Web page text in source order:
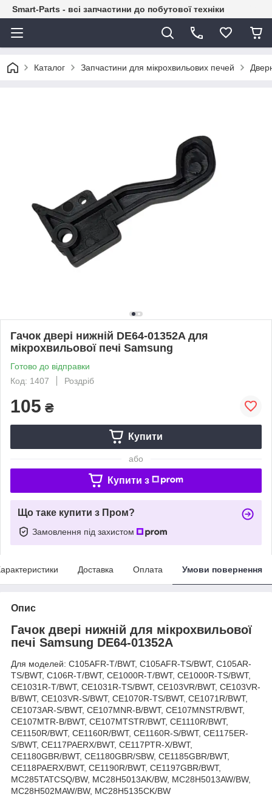
Smart-Parts - всі запчастини до побутової техніки
Каталог Запчастини для мікрохвильових печей
Гачок двері нижній DE64-01352A для
мікрохвильової печі Samsung
Готово до відправки
Код: 1407
Роздріб
105 ₴
Купити
або
Купити з
Що таке купити з Пром?
Замовлення під захистом
Доставка Оплата Умови повернення
Опис
Гачок двері нижній для мікрохвильової
печі Samsung DE64-01352A
Для моделей: C105AFR-T/BWT, C105AFR-TS/BWT, C105AR-
TS/BWT, C106R-T/BWT, CE1000R-T/BWT, CE1000R-TS/BWT,
CE1031R-T/BWT, CE1031R-TS/BWT, CE103VR/BWT, CE103VR-
B/BWT, CE103VR-S/BWT, CE1070R-TS/BWT, CE1071R/BWT,
CE1073AR-S/BWT, CE107MNR-B/BWT, CE107MNSTR/BWT,
CE107MTR-B/BWT, CE107MTSTR/BWT, CE1110R/BWT,
CE1150R/BWT, CE1160R/BWT, CE1160R-S/BWT, CE1175ER-
S/BWT, CE117PAERX/BWT, CE117PTR-X/BWT,
CE1180GBR/BWT, CE1180GBR/SBW, CE1185GBR/BWT,
CE118PAERX/BWT, CE1190R/BWT, CE1197GBR/BWT,
MC285TATCSQ/BW, MC28H5013AK/BW, MC28H5013AW/BW,
MC28H502MAW/BW, MC28H5135CK/BW